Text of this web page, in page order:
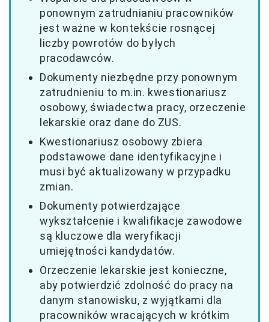
ponownym zatrudnianiu pracowników
jest ważne w kontekście rosnącej
liczby powrotów do byłych
pracodawców.
Dokumenty niezbędne przy ponownym
zatrudnieniu to m.in. kwestionariusz
osobowy, świadectwa pracy, orzeczenie
lekarskie oraz dane do ZUS.
Kwestionariusz osobowy zbiera
podstawowe dane identyfikacyjne i
musi być aktualizowany w przypadku
zmian.
Dokumenty potwierdzające
wykształcenie i kwalifikacje zawodowe
są kluczowe dla weryfikacji
umiejętności kandydatów.
Orzeczenie lekarskie jest konieczne,
aby potwierdzić zdolność do pracy na
danym stanowisku, z wyjątkami dla
pracowników wracających w krótkim